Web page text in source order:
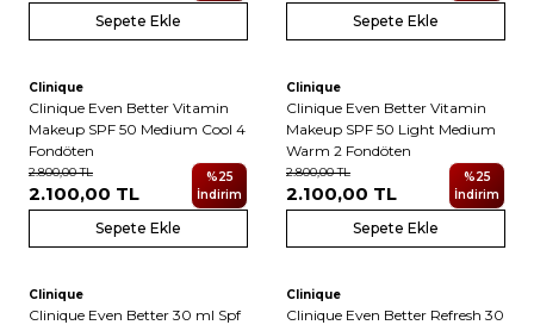
Sepete Ekle Sepete Ekle
Clinique
Clinique Even Better Vitamin
Makeup SPF 50 Medium Cool 4
Fondöten
2.800,00TL
2.100,00 TL
%25
İndirim
Sepete Ekle
Clinique
Clinique Even Better Vitamin
Makeup SPF 50 Light Medium
Warm 2 Fondöten
2.800,00TL
2.100,00 TL
%25
İndirim
Sepete Ekle
Clinique
Clinique Even Better 30 ml Spf
Clinique
Clinique Even Better Refresh 30